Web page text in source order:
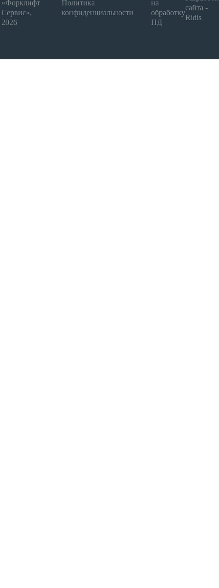
«Форклифт
Сервис»,
2026
Политика
конфиденциальности
на
обработку
ПД
сайта -
Ridis